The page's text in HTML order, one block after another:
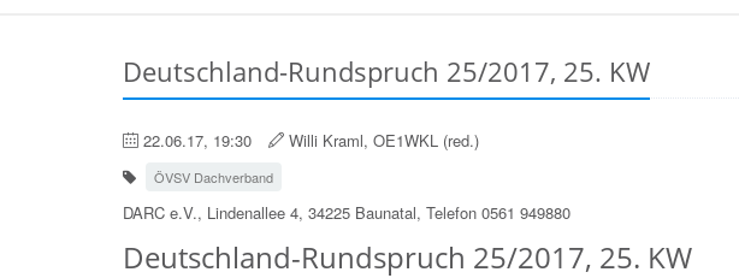
Deutschland-Rundspruch 25/2017, 25. KW
22.06.17, 19:30 Willi Kraml, OE1WKL (red.)
ÖVSV Dachverband
DARC e.V., Lindenallee 4, 34225 Baunatal, Telefon 0561 949880
Deutschland-Rundspruch 25/2017, 25. KW